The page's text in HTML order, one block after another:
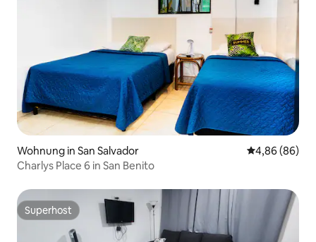
Wohnung in San Salvador
4,86 (86)
Charlys Place 6 in San Benito
Superhost
Superhost